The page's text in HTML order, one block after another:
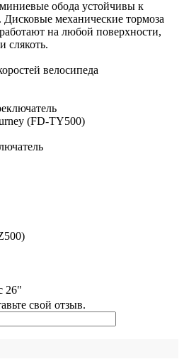
обода устойчивы к
механические тормоза
на любой поверхности,
слякоть.
велосипеда
(FD-TY500)
26"
свой отзыв.